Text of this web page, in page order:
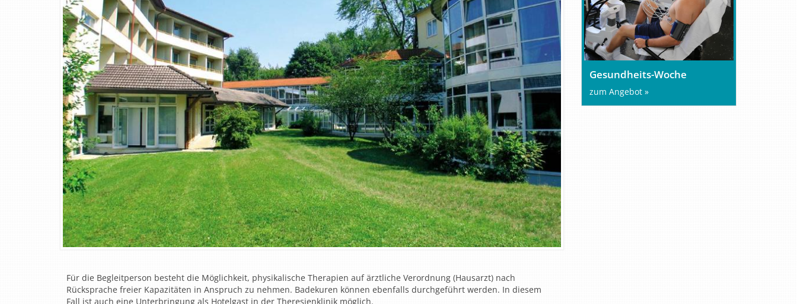
Für die Begleitperson besteht die Möglichkeit, physikalische Therapien auf ärztliche Verordnung (Hausarzt) nach
Rücksprache freier Kapazitäten in Anspruch zu nehmen. Badekuren können ebenfalls durchgeführt werden. In diesem
Fall ist auch eine Unterbringung als Hotelgast in der Theresienklinik möglich.
Gesundheits-Woche
zum Angebot »